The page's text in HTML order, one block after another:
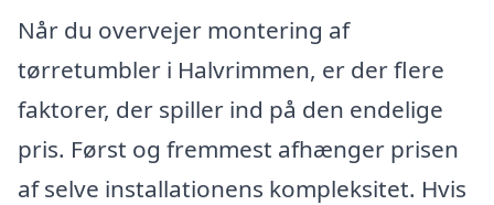
Når du overvejer montering af
tørretumbler i Halvrimmen, er der flere
faktorer, der spiller ind på den endelige
pris. Først og fremmest afhænger prisen
af selve installationens kompleksitet. Hvis